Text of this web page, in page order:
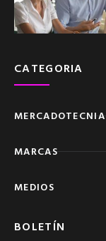
CATEGORIA
MERCADOTECNIA
MARCAS
MEDIOS
BOLETÍN